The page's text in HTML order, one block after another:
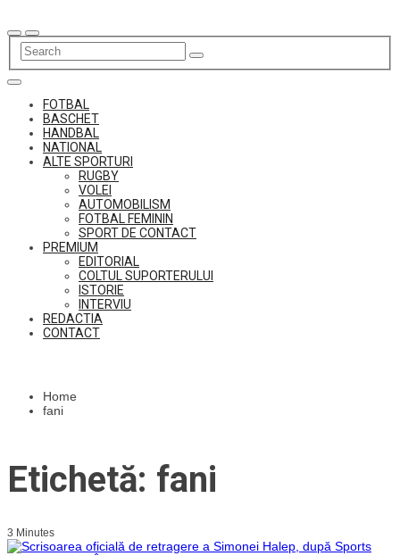
to
content
FOTBAL
BASCHET
HANDBAL
NATIONAL
ALTE SPORTURI
RUGBY
VOLEI
AUTOMOBILISM
FOTBAL FEMININ
SPORT DE CONTACT
PREMIUM
EDITORIAL
COLTUL SUPORTERULUI
ISTORIE
INTERVIU
REDACTIA
CONTACT
Home
fani
Etichetă: fani
3 Minutes